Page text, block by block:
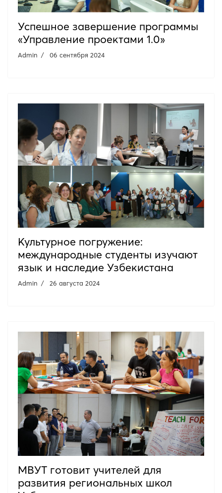
Успешное завершение программы
«Управление проектами 1.0»
Admin 06 сентября 2024
Культурное погружение:
международные студенты изучают
язык и наследие Узбекистана
Admin 26 августа 2024
МВУТ готовит учителей для
развития региональных школ